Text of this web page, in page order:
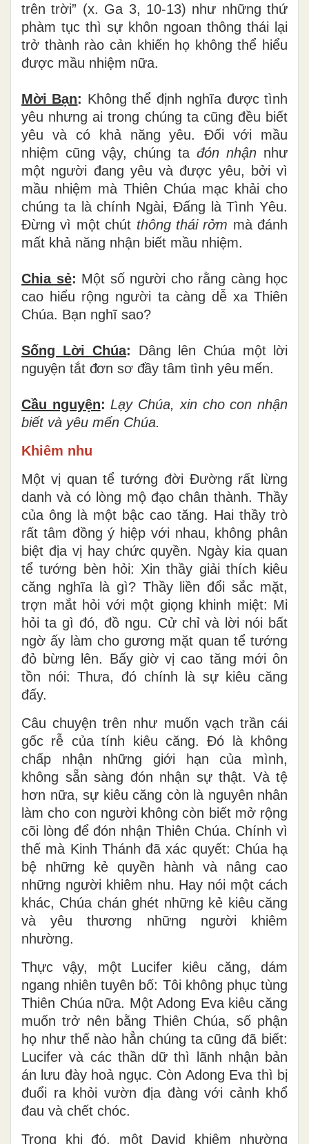
trên trời” (x. Ga 3, 10-13) như những thứ
phàm tục thì sự khôn ngoan thông thái lại
trở thành rào cản khiến họ không thể hiểu
được mầu nhiệm nữa.
Mời Bạn: Không thể định nghĩa được tình
yêu nhưng ai trong chúng ta cũng đều biết
yêu và có khả năng yêu. Đối với mầu
nhiệm cũng vậy, chúng ta đón nhận như
một người đang yêu và được yêu, bởi vì
mầu nhiệm mà Thiên Chúa mạc khải cho
chúng ta là chính Ngài, Đấng là Tình Yêu.
Đừng vì một chút thông thái rởm mà đánh
mất khả năng nhận biết mầu nhiệm.
Chia sẻ: Một số người cho rằng càng học
cao hiểu rộng người ta càng dễ xa Thiên
Chúa. Bạn nghĩ sao?
Sống Lời Chúa:
Dâng lên Chúa một lời
nguyện tắt đơn sơ đầy tâm tình yêu mến.
Cầu nguyện: Lạy Chúa, xin cho con nhận
biết và yêu mến Chúa.
Khiêm nhu
Một vị quan tể tướng đời Đường rất lừng
danh và có lòng mộ đạo chân thành. Thầy
của ông là một bậc cao tăng. Hai thầy trò
rất tâm đồng ý hiệp với nhau, không phân
biệt địa vị hay chức quyền. Ngày kia quan
tể tướng bèn hỏi: Xin thầy giải thích kiêu
căng nghĩa là gì? Thầy liền đổi sắc mặt,
trợn mắt hỏi với một giọng khinh miệt: Mi
hỏi ta gì đó, đồ ngu. Cử chỉ và lời nói bất
ngờ ấy làm cho gương mặt quan tể tướng
đỏ bừng lên. Bấy giờ vị cao tăng mới ôn
tồn nói: Thưa, đó chính là sự kiêu căng
đấy.
Câu chuyện trên như muốn vạch trần cái
gốc rễ của tính kiêu căng. Đó là không
chấp nhận những giới hạn của mình,
không sẵn sàng đón nhận sự thật. Và tệ
hơn nữa, sự kiêu căng còn là nguyên nhân
làm cho con người không còn biết mở rộng
cõi lòng để đón nhận Thiên Chúa. Chính vì
thế mà Kinh Thánh đã xác quyết: Chúa hạ
bệ những kẻ quyền hành và nâng cao
những người khiêm nhu. Hay nói một cách
khác, Chúa chán ghét những kẻ kiêu căng
và yêu thương những người khiêm
nhường.
Thực vậy, một Lucifer kiêu căng, dám
ngang nhiên tuyên bố: Tôi không phục tùng
Thiên Chúa nữa. Một Adong Eva kiêu căng
muốn trở nên bằng Thiên Chúa, số phận
họ như thế nào hẳn chúng ta cũng đã biết:
Lucifer và các thần dữ thì lãnh nhận bản
án lưu đày hoả ngục. Còn Adong Eva thì bị
đuổi ra khỏi vườn địa đàng với cảnh khổ
đau và chết chóc.
Trong khi đó, một David khiêm nhường